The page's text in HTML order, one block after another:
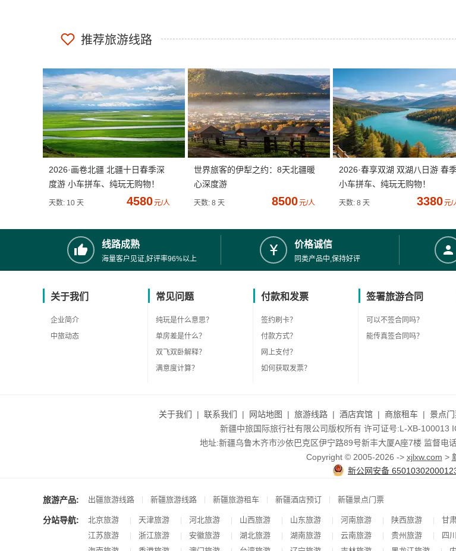
推荐旅游线路
2026·画卷北疆 北疆十日春季深
度游 小车拼车、纯玩无购物！
天数: 10 天 4580元/人
世界旅客的伊犁之约：8天北疆暖
心深度游
天数: 8 天 8500元/人
2026·春享双湖 双湖八日游 春
小车拼车、纯玩无购物！
天数: 8 天 3380元/
线路成熟
海量客户见证,好评率96%以上
价格诚信
同类产品中,保持好评
关于我们
企业简介
中旅动态
常见问题
纯玩是什么意思？
单房差是什么？
双飞双卧解释？
满意度计算？
付款和发票
签约刷卡？
付款方式？
网上支付？
如何获取发票？
签署旅游合同
可以不签合同吗？
能传真签合同吗？
关于我们 | 联系我们 | 网站地图 | 旅游线路 | 酒店宾馆 | 商旅租车 | 景点
新疆中旅国际旅行社有限公司版权所有 许可证号:L-XB-100013
地址:新疆乌鲁木齐市沙依巴克区伊宁路89号新丰大厦A座7楼 监督电
Copyright © 2005-2026 -> xjlxw.com >
新公网安备
旅游产品: 出疆旅游线路 | 新疆旅游线路 | 新疆旅游租车 | 新疆酒店预订 | 新疆景点门票
分站导航: 北京旅游 | 天津旅游 | 河北旅游 | 山西旅游 | 山东旅游 | 河南旅游 | 陕西旅游 | 甘
江苏旅游 | 浙江旅游 | 安徽旅游 | 湖北旅游 | 湖南旅游 | 云南旅游 | 贵州旅游 | 四